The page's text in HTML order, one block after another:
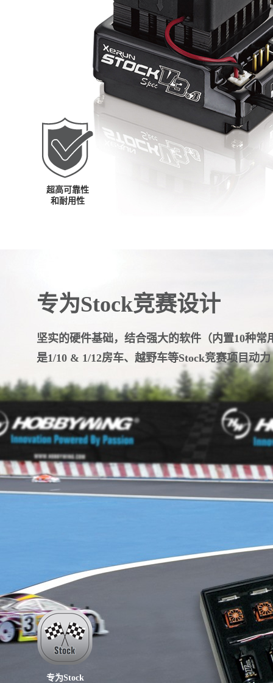
超高可靠性
和耐用性
专为Stock竞赛设计
坚实的硬件基础，结合强大的软件（内置10种常
是1/10 & 1/12房车、越野车等Stock竞赛项目动
专为Stock